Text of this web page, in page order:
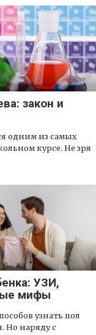
закон и
одним из самых
курсе. Не зря
УЗИ,
мифы
узнать пол
Но наряду с